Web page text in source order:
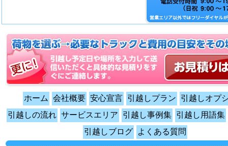
ホーム 会社概要 安心宣言 引越しプラン
引越しオプ
引越しの流れ サービスエリア 引越し事例集 引越し用語集
引越しブログ
よくある質問